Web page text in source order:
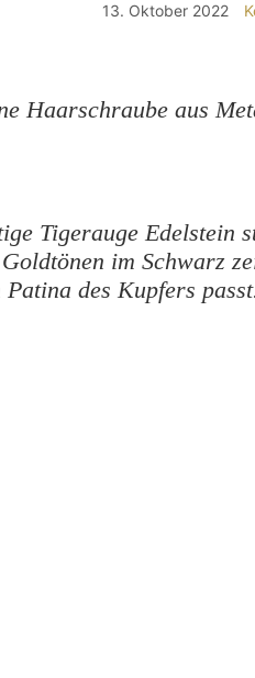
13. Oktober 2022
Haarschraube aus
Tigerauge Edelstein
im Schwarz
des Kupfers